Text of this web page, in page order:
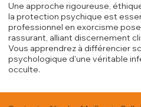
Une approche rigoureuse,
la protection psychique est
professionnel en exorcisme
rassurant, alliant discernement
Vous apprendrez à différencier
psychologique d'une véritable
occulte.